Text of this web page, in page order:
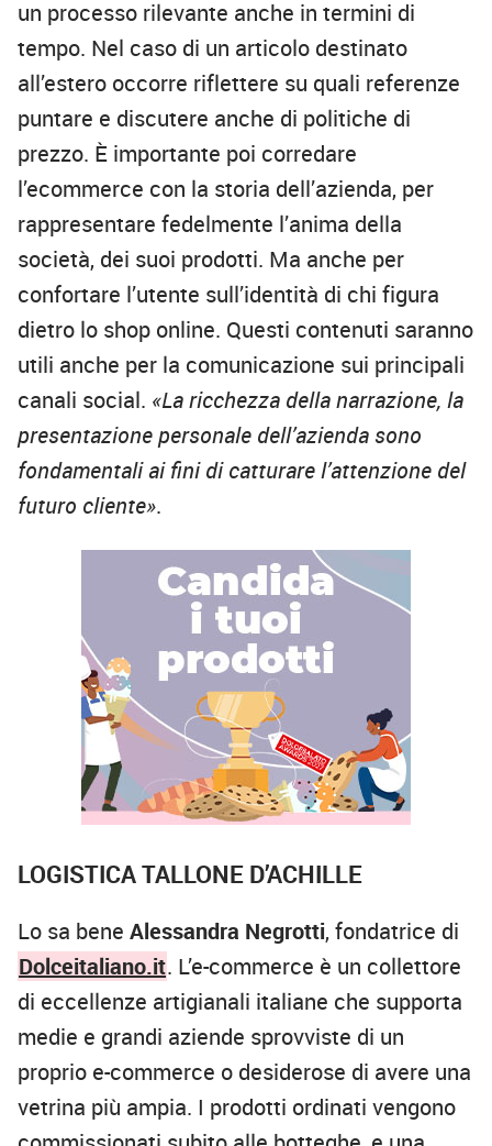
un processo rilevante anche in termini di
tempo. Nel caso di un articolo destinato
all’estero occorre riflettere su quali referenze
puntare e discutere anche di politiche di
prezzo. È importante poi corredare
l’ecommerce con la storia dell’azienda, per
rappresentare fedelmente l’anima della
società, dei suoi prodotti. Ma anche per
confortare l’utente sull’identità di chi figura
dietro lo shop online. Questi contenuti saranno
utili anche per la comunicazione sui principali
canali social. «La ricchezza della narrazione, la
presentazione personale dell’azienda sono
fondamentali ai fini di catturare l’attenzione del
futuro cliente».
LOGISTICA TALLONE D’ACHILLE
Lo sa bene Alessandra Negrotti, fondatrice di
Dolceitaliano.it. L’e-commerce è un collettore
di eccellenze artigianali italiane che supporta
medie e grandi aziende sprovviste di un
proprio e-commerce o desiderose di avere una
vetrina più ampia. I prodotti ordinati vengono